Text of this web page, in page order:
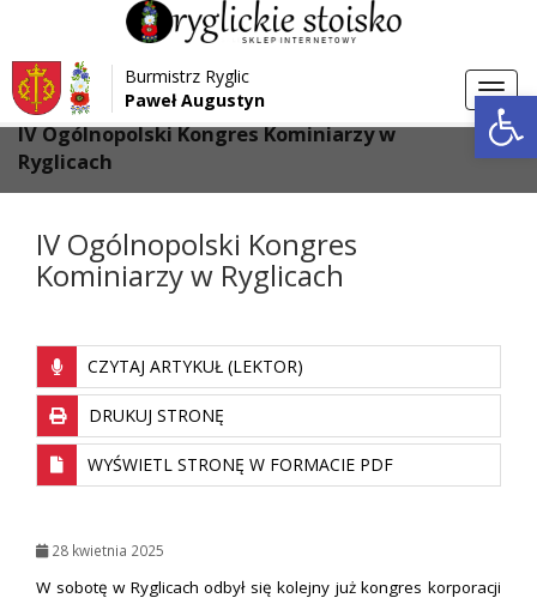
Przejdź do menu
Przejdź do głównej treści strony
Przejdź do stopki strony
Burmistrz Ryglic
Paweł Augustyn
Strona główna > Aktualności
IV Ogólnopolski Kongres Kominiarzy w
Ryglicach
IV Ogólnopolski Kongres
Kominiarzy w Ryglicach
CZYTAJ ARTYKUŁ (LEKTOR)
DRUKUJ STRONĘ
WYŚWIETL STRONĘ W FORMACIE PDF
28 kwietnia 2025
W sobotę w Ryglicach odbył się kolejny już kongres korporacji